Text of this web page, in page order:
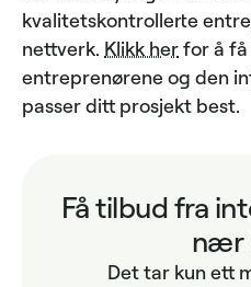
kvalitetskontrollerte
nettverk. Klikk herfor å få
entreprenørene og den
passer ditt prosjekt best.
Få tilbud fra
nær
Det tar kun ett